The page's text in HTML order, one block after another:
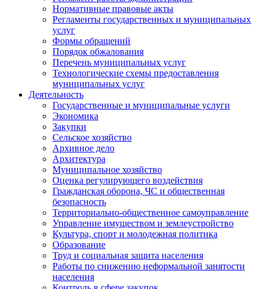
Нормативные правовые акты
Регламенты государственных и муниципальных
услуг
Формы обращений
Порядок обжалования
Перечень муниципальных услуг
Технологические схемы предоставления
муниципальных услуг
Деятельность
Государственные и муниципальные услуги
Экономика
Закупки
Сельское хозяйство
Архивное дело
Архитектура
Муниципальное хозяйство
Оценка регулирующего воздействия
Гражданская оборона, ЧС и общественная
безопасность
Территориально-общественное самоуправление
Управление имуществом и землеустройство
Культура, спорт и молодежная политика
Образование
Труд и социальная защита населения
Работы по снижению неформальной занятости
населения